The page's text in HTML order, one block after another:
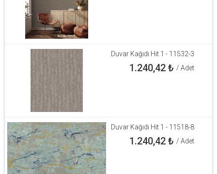
Duvar Kağıdı Hit 1 - 11532-3
1.240,42₺ / Adet
Duvar Kağıdı Hit 1 - 11518-8
1.240,42₺ / Adet